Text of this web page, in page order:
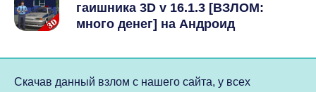
гаишника 3D v 16.1.3 [ВЗЛОМ:
много денег] на Андроид
Скачав данный взлом с нашего сайта, у всех